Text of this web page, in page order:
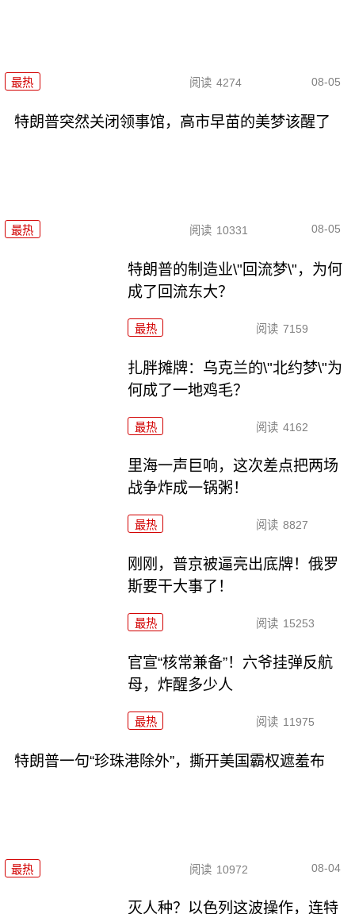
最热 阅读 4274 08-05
特朗普突然关闭领事馆，高市早苗的美梦该醒了
最热 阅读 10331 08-05
特朗普的制造业\"回流梦\"，为何
成了回流东大？
最热 阅读 7159
扎胖摊牌：乌克兰的\"北约梦\"为
何成了一地鸡毛？
最热 阅读 4162
里海一声巨响，这次差点把两场
战争炸成一锅粥！
最热 阅读 8827
刚刚，普京被逼亮出底牌！俄罗
斯要干大事了！
最热 阅读 15253
官宣“核常兼备”！六爷挂弹反航
母，炸醒多少人
最热 阅读 11975
特朗普一句“珍珠港除外”，撕开美国霸权遮羞布
最热 阅读 10972 08-04
灭人种？以色列这波操作，连特